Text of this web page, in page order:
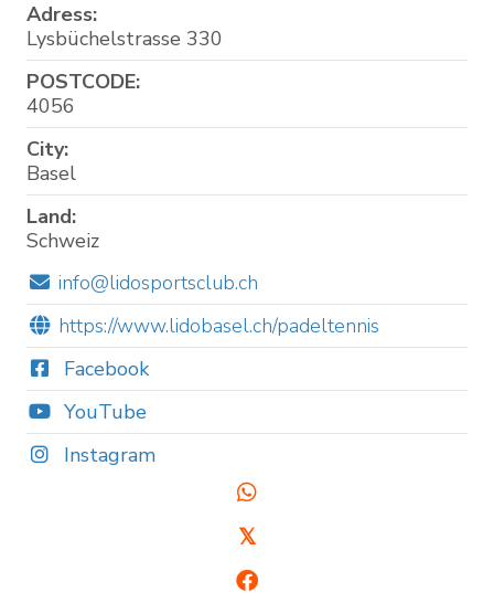
Adress:
Lysbüchelstrasse 330
POSTCODE:
4056
City:
Basel
Land:
Schweiz
info@lidosportsclub.ch
https://www.lidobasel.ch/padeltennis
Facebook
YouTube
Instagram
𝕏